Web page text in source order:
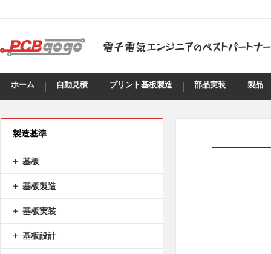
ホーム 自動見積 プリント基板製造 部品実装 製品
製造基準
基板
基板製造
基板実装
基板設計